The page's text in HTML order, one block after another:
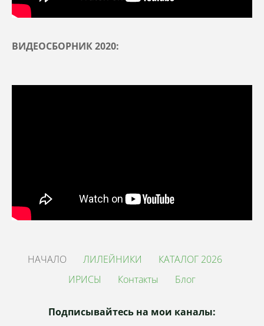
ВИДЕОСБОРНИК 2020:
НАЧАЛО ЛИЛЕЙНИКИ
КАТАЛОГ 2026
ИРИСЫ
Контакты Блог
Подписывайтесь на мои каналы: